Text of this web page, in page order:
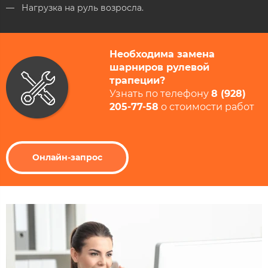
Нагрузка на руль возросла.
Необходима замена
шарниров рулевой
трапеции?
Узнать по телефону 8 (928)
205-77-58 ​ о стоимости работ​
Онлайн-запрос